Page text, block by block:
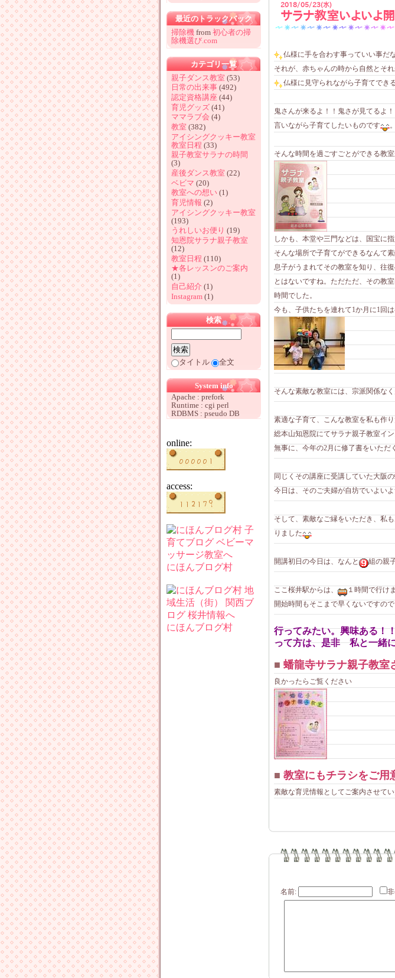
2018/05/23(水)
サラナ教室いよいよ
仏様に手を合わす事っていい事だ
それが、赤ちゃんの時から自然とそ
仏様に見守られながら子育てでき
鬼さんが来るよ！！鬼さが見てるよ
言いながら子育てしたいものです
。
そんな時間を過ごすごとができる教
しかも、本堂や三門などは、国宝に指
そんな場所で子育てができるなんて素
息子がうまれてその教室を知り、往
とはないですね。ただただ、その教
時間でした。
今も、子供たちを連れて1か月に1回
そんな素敵な教室には、宗派関係な
素適な子育て、こんな教室を私も作り
総本山知恩院にてサラナ親子教室イ
無事に、今年の2月に修了書をいただ
同じくその講座に受講していた大阪
今日は、そのご夫婦が自坊でいよい
そして、素敵なご縁をいただき、私
りました
開講初日の今日は、なんと 組の親
ここ桜井駅からは、
１時間で行け
開始時間もそこまで早くないですの
行ってみたい。興味ある！
って方は、是非 私と一緒
■ 蟠龍寺サラナ親子教室
良かったらご覧ください
■ 教室にもチラシをご用
素敵な育児情報としてご案内させて
名前:
最近のトラックバック
掃除機 from 初心者の掃
除機選び.com
カテゴリ一覧
親子ダンス教室 (53)
日常の出来事 (492)
認定資格講座 (44)
育児グッズ (41)
ママラブ会 (4)
教室 (382)
アイシングクッキー教室
教室日程 (33)
親子教室サラナの時間
(3)
産後ダンス教室 (22)
ベビマ (20)
教室への想い (1)
育児情報 (2)
アイシングクッキー教室
(193)
うれしいお便り (19)
知恩院サラナ親子教室
(12)
教室日程 (110)
★各レッスンのご案内
(1)
自己紹介 (1)
Instagram (1)
検索
タイトル 全文
System info
Apache : prefork
Runtime : cgi perl
RDBMS : pseudo DB
online:
access:
にほんブログ村
にほんブログ村